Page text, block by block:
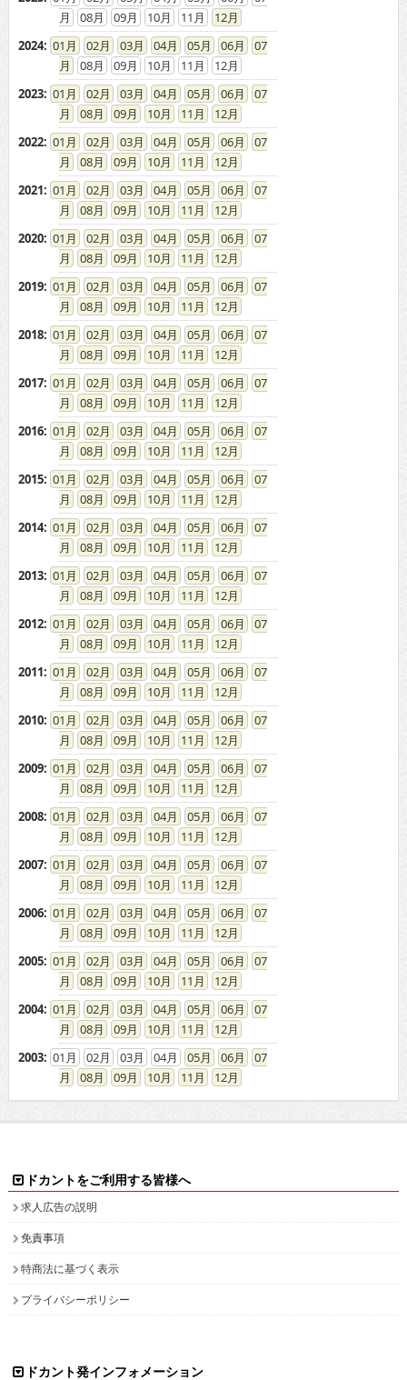
08
09 10 11
12
2024: 01 02 03 04 05 06
07
08
09 10 11
12
2023: 01 02 03 04 05 06
07
08
09 10 11
12
2022: 01 02 03 04 05 06
07
08
09 10 11
12
2021: 01 02 03 04 05 06
07
08
09 10 11
12
2020: 01 02 03 04 05 06
07
08
09 10 11
12
2019: 01 02 03 04 05 06
07
08
09 10 11
12
2018: 01 02 03 04 05 06
07
08
09 10 11
12
2017: 01 02 03 04 05 06
07
08
09 10 11
12
2016: 01 02 03 04 05 06
07
08
09 10 11
12
2015: 01 02 03 04 05 06
07
08
09 10 11
12
2014: 01 02 03 04 05 06
07
08
09 10 11
12
2013: 01 02 03 04 05 06
07
08
09 10 11
12
2012: 01 02 03 04 05 06
07
08
09 10 11
12
2011: 01 02 03 04 05 06
07
08
09 10 11
12
2010: 01 02 03 04 05 06
07
08
09 10 11
12
2009: 01 02 03 04 05 06
07
08
09 10 11
12
2008: 01 02 03 04 05 06
07
08
09 10 11
12
2007: 01 02 03 04 05 06
07
08
09 10 11
12
2006: 01 02 03 04 05 06
07
08
09 10 11
12
2005: 01 02 03 04 05 06
07
08
09 10 11
12
2004: 01 02 03 04 05 06
07
08
09 10 11
12
2003: 01 02 03 04 05 06
07
08
09 10 11 12
ドカントをご利用する皆様へ
求人広告の説明
免責事項
特商法に基づく表示
プライバシーポリシー
ドカント発インフォメーション